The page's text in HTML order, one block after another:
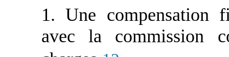
1. Une compensation
avec la commission